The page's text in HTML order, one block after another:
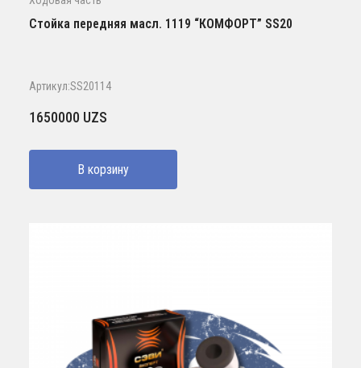
Стойка передняя масл. 1119 “КОМФОРТ” SS20
Артикул:SS20114
1650000 UZS
В корзину